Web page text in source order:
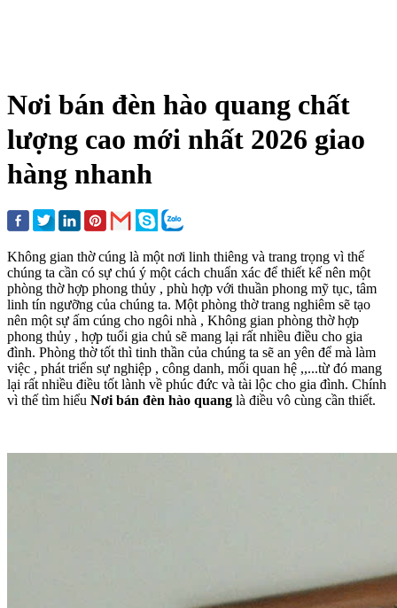
Nơi bán đèn hào quang chất
lượng cao mới nhất 2026 giao
hàng nhanh
Không gian thờ cúng là một nơi linh thiêng và trang trọng vì thế
chúng ta cần có sự chú ý một cách chuẩn xác để thiết kế nên một
phòng thờ hợp phong thủy , phù hợp với thuần phong mỹ tục, tâm
linh tín ngưỡng của chúng ta. Một phòng thờ trang nghiêm sẽ tạo
nên một sự ấm cúng cho ngôi nhà , Không gian phòng thờ hợp
phong thủy , hợp tuổi gia chủ sẽ mang lại rất nhiều điều cho gia
đình. Phòng thờ tốt thì tinh thần của chúng ta sẽ an yên để mà làm
việc , phát triển sự nghiệp , công danh, mối quan hệ ,,...từ đó mang
lại rất nhiều điều tốt lành về phúc đức và tài lộc cho gia đình. Chính
vì thế tìm hiểu Nơi bán đèn hào quang là điều vô cùng cần thiết.